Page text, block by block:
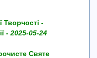
Творчості -
- 2025-05-24
Святе